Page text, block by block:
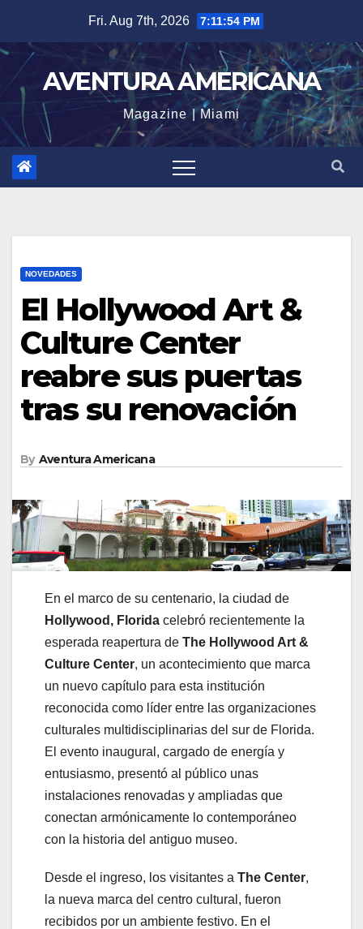
content
Fri. Aug 7th, 2026 7:11:55 PM
AVENTURA AMERICANA
Magazine | Miami
NOVEDADES
El Hollywood Art &
Culture Center
reabre sus puertas
tras su renovación
By Aventura Americana
En el marco de su centenario, la ciudad de
Hollywood, Florida celebró recientemente la
esperada reapertura de The Hollywood Art &
Culture Center, un acontecimiento que marca
un nuevo capítulo para esta institución
reconocida como líder entre las organizaciones
culturales multidisciplinarias del sur de Florida.
El evento inaugural, cargado de energía y
entusiasmo, presentó al público unas
instalaciones renovadas y ampliadas que
conectan armónicamente lo contemporáneo
con la historia del antiguo museo.
Desde el ingreso, los visitantes a The Center,
la nueva marca del centro cultural, fueron
recibidos por un ambiente festivo. En el